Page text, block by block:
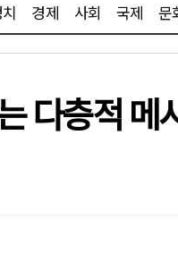
경제 사회 국제 문
다층적 메